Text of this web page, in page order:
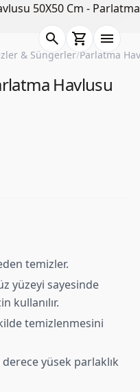
search shopping_cart menu
& Süngerler/Parlatma
Havlusu
temizler.
yüzeyi sayesinde
kullanılır.
temizlenmesini
yüsek parlaklık